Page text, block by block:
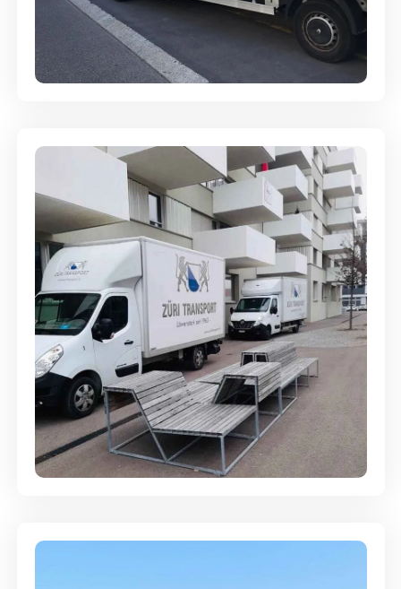
Full-Service - Für Privatumzüge
Umzugsreinigung - mit
Abgabegarantie